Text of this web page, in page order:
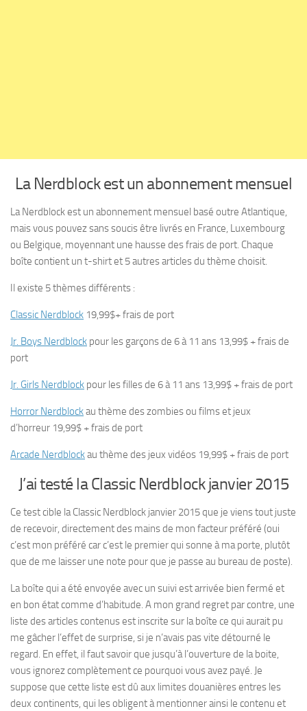
La Nerdblock est un abonnement mensuel
La Nerdblock est un abonnement mensuel basé outre Atlantique,
mais vous pouvez sans soucis être livrés en France, Luxembourg
ou Belgique, moyennant une hausse des frais de port. Chaque
boîte contient un t-shirt et 5 autres articles du thème choisit.
Il existe 5 thèmes différents :
Classic Nerdblock 19,99$+ frais de port
Jr. Boys Nerdblock pour les garçons de 6 à 11 ans 13,99$ + frais de
port
Jr. Girls Nerdblock pour les filles de 6 à 11 ans 13,99$ + frais de port
Horror Nerdblockau thème des zombies ou films et jeux
d’horreur 19,99$ + frais de port
Arcade Nerdblockau thème des jeux vidéos 19,99$ + frais de port
J’ai testé la Classic Nerdblock janvier 2015
Ce test cible la Classic Nerdblock janvier 2015 que je viens tout juste
de recevoir, directement des mains de mon facteur préféré (oui
c’est mon préféré car c’est le premier qui sonne à ma porte, plutôt
que de me laisser une note pour que je passe au bureau de poste).
La boîte qui a été envoyée avec un suivi est arrivée bien fermé et
en bon état comme d’habitude. A mon grand regret par contre, une
liste des articles contenus est inscrite sur la boîte ce qui aurait pu
me gâcher l’effet de surprise, si je n’avais pas vite détourné le
regard. En effet, il faut savoir que jusqu’à l’ouverture de la boite,
vous ignorez complètement ce pourquoi vous avez payé. Je
suppose que cette liste est dû aux limites douanières entres les
deux continents, qui les obligent à mentionner ainsi le contenu et